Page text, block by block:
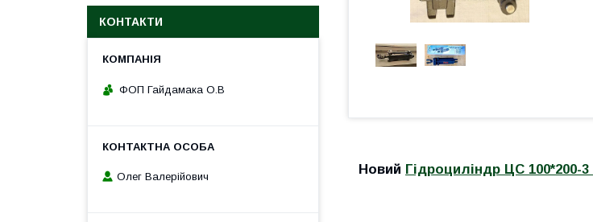
Новий Гідроциліндр ЦС 100*200-3
КОНТАКТИ
ФОП Гайдамака О.В
Олег Валерійович